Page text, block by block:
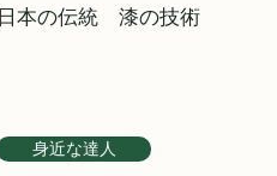
日本の伝統 漆の技術
身近な達人